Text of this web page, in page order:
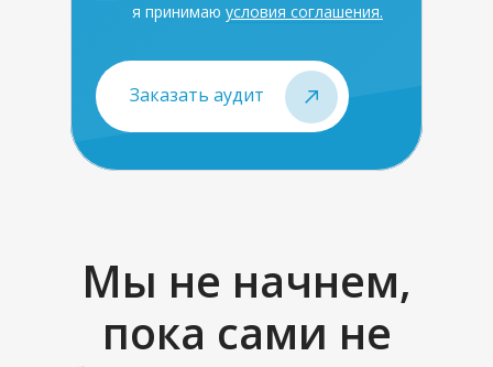
я принимаю условия соглашения.
Заказать аудит